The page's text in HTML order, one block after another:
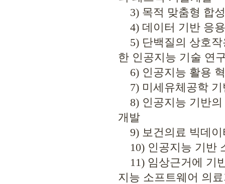
3) 목적 맞춤형 합
4) 데이터 기반 응
5) 단백질의 상호작
한 인공지능 기술 연
6) 인공지능 활용
7) 미세유체공학 기
8) 인공지능 기반의
개발
9) 보건의료 빅데이
10) 인공지능 기반
11) 임상근거에 기
지능 소프트웨어 의